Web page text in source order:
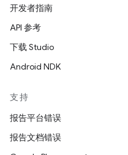
开发者指南
API 参考
下载 Studio
Android NDK
支持
报告平台错误
报告文档错误